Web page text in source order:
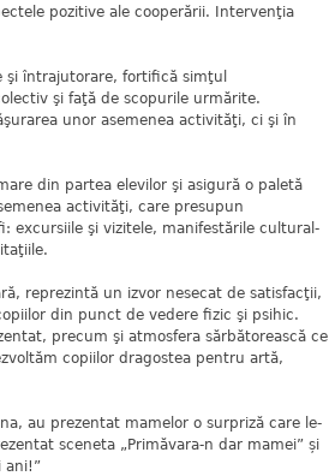
pozitive ale cooperării. Intervenţia
fortifică simţul
şi faţă de scopurile urmărite.
unor asemenea activităţi, ci şi în
din partea elevilor şi asigură o paletă
activităţi, care presupun
excursiile şi vizitele, manifestările cultural-
reprezintă un izvor nesecat de satisfacţii,
din punct de vedere fizic şi psihic.
precum şi atmosfera sărbătorească ce
copiilor dragostea pentru artă,
au prezentat mamelor o surpriză care le-
sceneta „Primăvara-n dar mamei” și
ani!”